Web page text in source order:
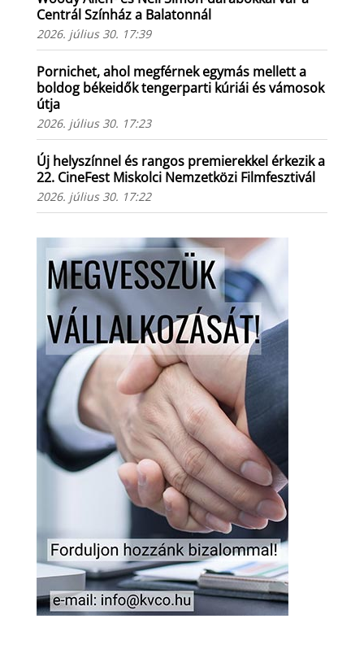
Centrál Színház a Balatonnál
2026. július 30. 17:39
Pornichet, ahol megférnek egymás mellett a
boldog békeidők tengerparti kúriái és vámosok
útja
2026. július 30. 17:23
Új helyszínnel és rangos premierekkel érkezik a
22. CineFest Miskolci Nemzetközi Filmfesztivál
2026. július 30. 17:22